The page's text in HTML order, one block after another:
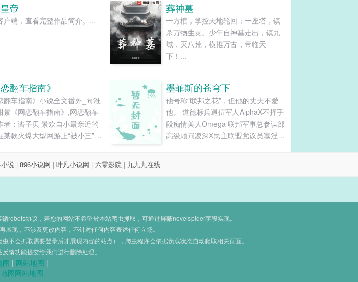
帝
户端，查看完整作品简介。...
葬神墓
一方棺，掌控天地轮回；一座塔，镇
杀万物生灵。少年自神墓走出，镇九
域，灭八荒，横推万古，帝临天
下！...
恋翻车指南》
翻车指南》小说全文番外_向淮
景《网恋翻车指南》,网恋翻车
者：酱子贝 景欢自小最亲近的
某款火爆大型网游上“被小三”：
。 在被游戏里的人网络暴力数
表姐一气之下悲愤出国。 景欢
和操作，把人杀退服，那还不
钟？！ 他斗志昂扬地杀上线，
番侦查后却发现这渣男他妈是
一输出、高手榜第一、富豪榜
人气榜第一、名气榜第一。...
墨菲斯的苍穹下
他号称“联邦之花”，但他的丈夫不爱
他。 道德标兵退伍军人AlphaX不择手
段痴情美人Omega 联邦军事总参谋部
高级顾问凌深X民主联盟党议员塞涅尔
的Omega。他十六岁就爱上了现在的
伤被迫退役的凌深中校和整个联邦最
说 | 896小说网 | 叶凡小说网 | 六零影院 | 九九九在线
robots协议，若您的网站不希望被本站爬虫抓取，可通过屏蔽novelspider字段实现。
现，不涉及更改内容，不针对任何内容表述任何立场。
会抓取需要登录后才展现内容的站点），爬虫程序会依据负载状态自动爬取相关页面。
馈功能提交给我们进行删除处理。
图 | 网站地图 |
图网站地图